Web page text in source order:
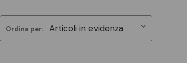
Ordina per: